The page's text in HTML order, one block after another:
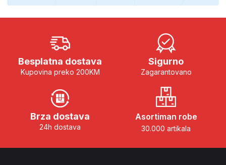
Besplatna dostava
Kupovina preko 200KM
Sigurno
Zagarantovano
Brza dostava
24h dostava
Asortiman robe
30.000 artikala